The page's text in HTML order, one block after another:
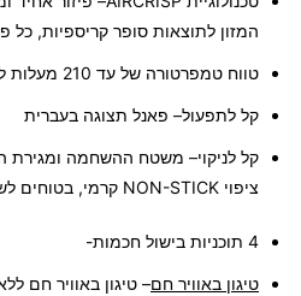
המזון לתוצאות סופר קריספיות,
טווח טמפרטורה של עד 210 מעלות למגוון תוכניות בישול
קל לתפעול– פאנל תצוגה בעברית
קל לניקוי– משטח ההשחמה ומגירת
ציפוי NON-STICK קרמי, בטוחים לשטיפה במדיח כלים
4 תוכניות בישול חכמות-
טיגון באוויר חם– טיגון באוויר חם